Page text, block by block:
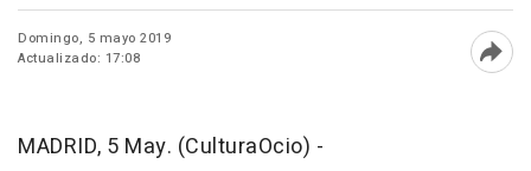
Domingo, 5 mayo 2019
Actualizado: 17:08
MADRID, 5 May. (CulturaOcio) -